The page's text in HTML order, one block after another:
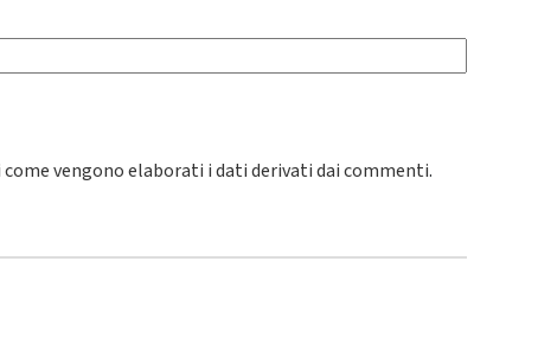
come vengono elaborati i dati derivati dai commenti.